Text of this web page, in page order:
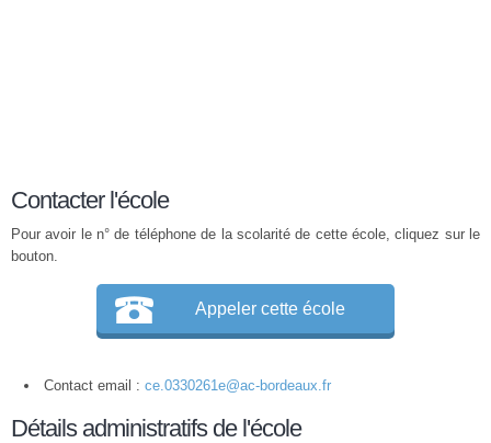
Contacter l'école
Pour avoir le n° de téléphone de la scolarité de cette école, cliquez sur le
bouton.
Appeler cette école
Contact email : ce.0330261e@ac-bordeaux.fr
Détails administratifs de l'école